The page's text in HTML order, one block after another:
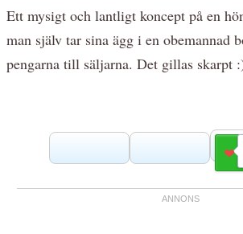
Ett mysigt och lantligt koncept på en
man själv tar sina ägg i en obemannad
pengarna till säljarna. Det gillas skarpt